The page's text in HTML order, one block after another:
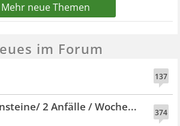
Mehr neue Themen
im Forum
137
374
2 Anfälle / Woche...